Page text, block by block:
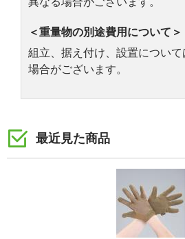
＜重量物の別途費用について＞
組立、据え付け、設置につい
場合がございます。
最近見た商品